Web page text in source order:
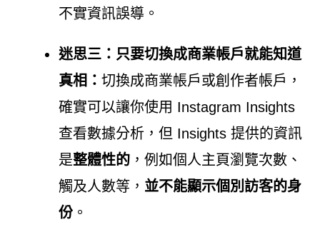
不實資訊誤導。
迷思三：只要切換成商業帳戶就能知道
真相： 切換成商業帳戶或創作者帳戶，
確實可以讓你使用 Instagram Insights
查看數據分析，但 Insights 提供的資訊
是整體性的，例如個人主頁瀏覽次數、
觸及人數等， 並不能顯示個別訪客的身
份。